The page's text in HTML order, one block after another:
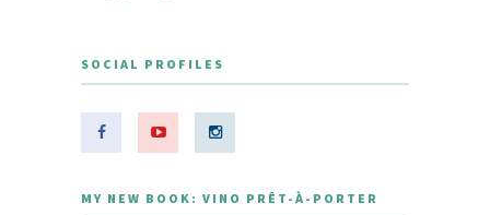
SOCIAL PROFILES
MY NEW BOOK: VINO PRÊT-À-PORTER